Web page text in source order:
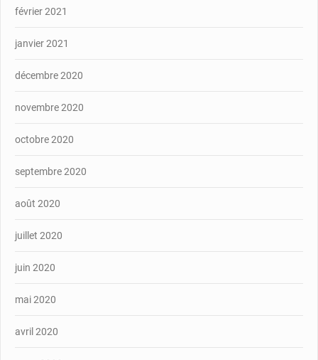
février 2021
janvier 2021
décembre 2020
novembre 2020
octobre 2020
septembre 2020
août 2020
juillet 2020
juin 2020
mai 2020
avril 2020